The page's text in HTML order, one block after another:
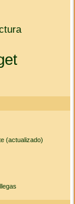
(actualizado)